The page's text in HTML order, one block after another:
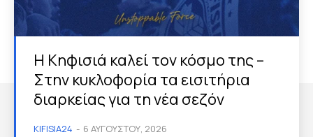
Η Κηφισιά καλεί τον κόσμο της –
Στην κυκλοφορία τα εισιτήρια
διαρκείας για τη νέα σεζόν
KIFISIA24 - 6 ΑΥΓΟΎΣΤΟΥ, 2026